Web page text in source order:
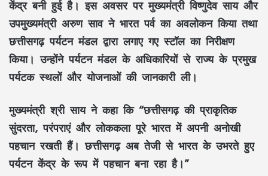
केंद्र बनी हुई है। इस अवसर पर मुख्यमंत्री विष्णुदेव साय और
उपमुख्यमंत्री अरुण साव ने भारत पर्व का अवलोकन किया तथा
छत्तीसगढ़ पर्यटन मंडल द्वारा लगाए गए स्टॉल का निरीक्षण
किया। उन्होंने पर्यटन मंडल के अधिकारियों से राज्य के प्रमुख
पर्यटक स्थलों और योजनाओं की जानकारी ली।
मुख्यमंत्री श्री साय ने कहा कि “छत्तीसगढ़ की प्राकृतिक
सुंदरता, परंपराएं और लोककला पूरे भारत में अपनी अनोखी
पहचान रखती हैं। छत्तीसगढ़ अब तेजी से भारत के उभरते हुए
पर्यटन केंद्र के रूप में पहचान बना रहा है।”